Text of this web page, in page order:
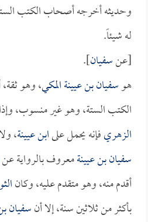
وحديثه أخرجه أصحاب الكتب
له شيئاً.
[عنسفيان].
هوسفيان بن عيينة المكي، وهو
الكتب الستة، وهو غير منسوب،
الزهريفإنه يحمل علىابن عيينة،
سفيان بن عيينةمعروف بالرواية عن
أقدم منه، وهو متقدم عليه، وكان
بأكثر من ثلاثين سنة، إلا أنسفيان